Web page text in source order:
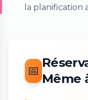
la planification
📅
Même